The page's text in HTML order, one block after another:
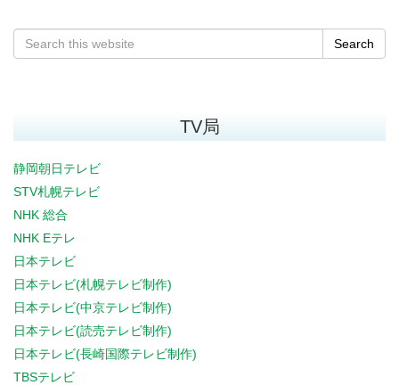
Search
TV局
静岡朝日テレビ
STV札幌テレビ
NHK 総合
NHK Eテレ
日本テレビ
日本テレビ(札幌テレビ制作)
日本テレビ(中京テレビ制作)
日本テレビ(読売テレビ制作)
日本テレビ(長崎国際テレビ制作)
TBSテレビ